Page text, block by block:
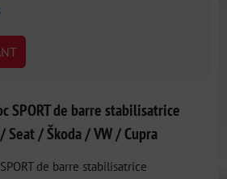
SPORT de barre stabilisatrice
/ Škoda / VW / Cupra
de barre stabilisatrice